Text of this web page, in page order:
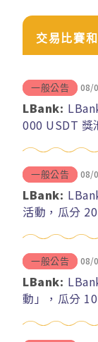
交易比賽
一般公告 08/
LBank:
000 USDT 獎
一般公告 08/
LBank:
活動，瓜分
一般公告 08/
LBank:
動」，瓜分